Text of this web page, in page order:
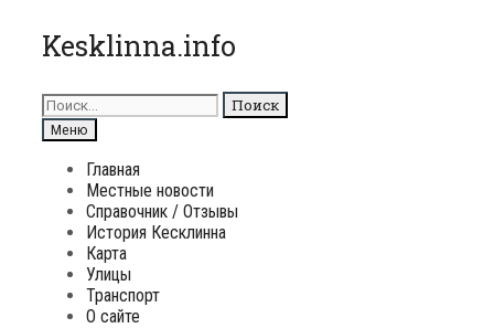
Перейти
к
Kesklinna.info
Поиск
для:
Поиск
Меню
Главная
Местные новости
Справочник / Отзывы
История Кесклинна
Карта
Улицы
Транспорт
О сайте